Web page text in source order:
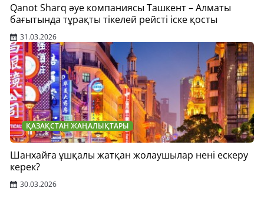
Qanot Sharq әуе компаниясы Ташкент – Алматы
бағытында тұрақты тікелей рейсті іске қосты
31.03.2026
ҚАЗАҚСТАН ЖАҢАЛЫҚТАРЫ
Шанхайға ұшқалы жатқан жолаушылар нені ескеру
керек?
30.03.2026